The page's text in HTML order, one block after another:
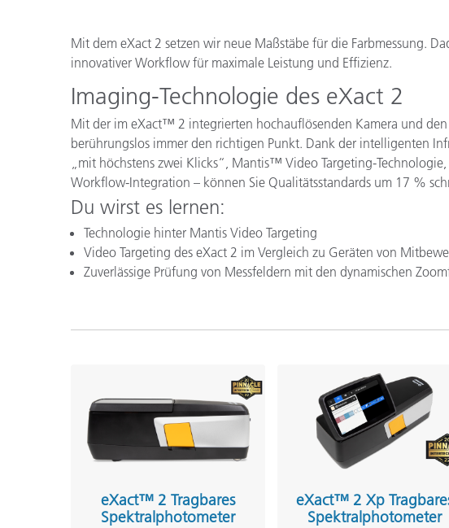
Mit dem eXact 2 setzen wir neue Maßstäbe für die Farbmessung.
innovativer Workflow für maximale Leistung und Effizienz.
Imaging-Technologie des eXact 2
Mit der im eXact™ 2 integrierten hochauflösenden Kamera und
berührungslos immer den richtigen Punkt. Dank der intelligenten
„mit höchstens zwei Klicks“, Mantis™ Video Targeting-
Workflow-Integration – können Sie Qualitätsstandards um 17 %
Du wirst es lernen:
Technologie hinter Mantis Video Targeting
Video Targeting des eXact 2 im Vergleich zu Geräten von
Zuverlässige Prüfung von Messfeldern mit den dynamischen
eXact™ 2 Tragbares
Spektralphotometer
eXact™ 2 Xp
Spektralphotometer